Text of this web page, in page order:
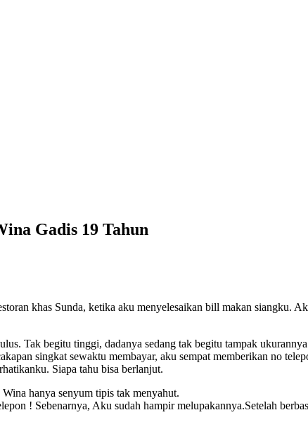
Gadis 19 Tahun
khas Sunda, ketika aku menyelesaikan bill makan siangku.
Tak begitu tinggi, dadanya sedang tak begitu tampak
singkat sewaktu membayar, aku sempat memberikan no
Siapa tahu bisa berlanjut.
hanya senyum tipis tak menyahut.
! Sebenarnya, Aku sudah hampir melupakannya.Setelah